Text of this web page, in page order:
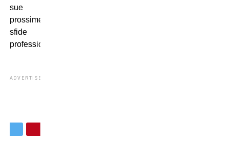
sue
prossime
sfide
professionali”.
ADVERTISEMENT